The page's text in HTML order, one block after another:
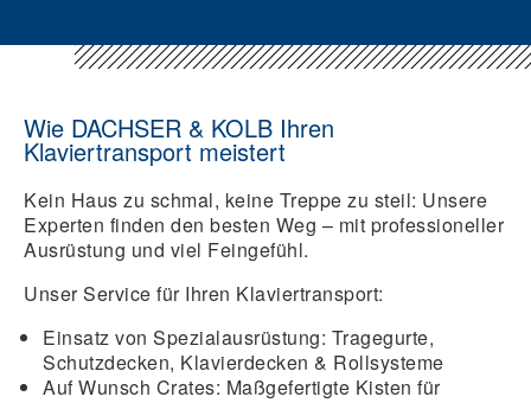
Wie DACHSER & KOLB Ihren
Klaviertransport meistert
Kein Haus zu schmal, keine Treppe zu steil: Unsere
Experten finden den besten Weg – mit professioneller
Ausrüstung und viel Feingefühl.
Unser Service für Ihren Klaviertransport:
Einsatz von Spezialausrüstung: Tragegurte,
Schutzdecken, Klavierdecken & Rollsysteme
Auf Wunsch Crates: Maßgefertigte Kisten für